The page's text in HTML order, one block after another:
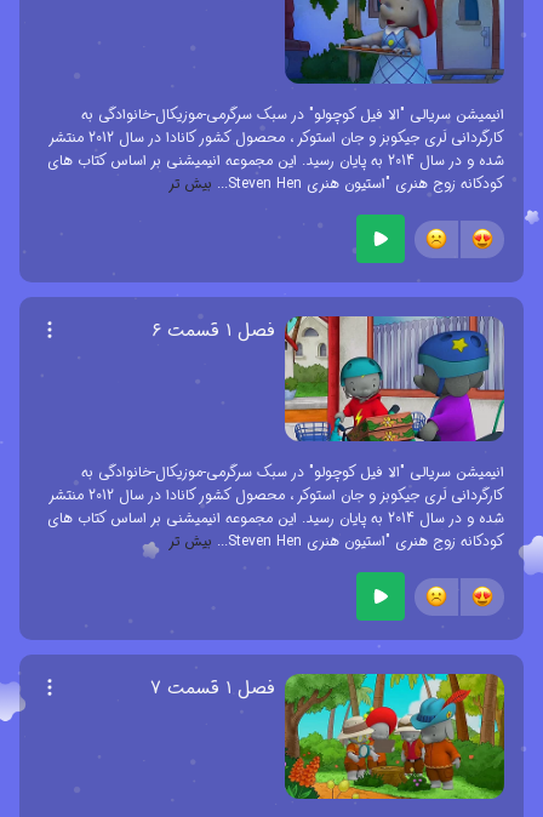
انیمیشن سریالی "الا فیل کوچولو" در سبک سرگرمی-موزیکال-خانوادگی به
کارگردانی لَری جیکوبز و جان استوکر ، محصول کشور کانادا در سال 2012 منتشر
شده و در سال 2014 به پایان رسید. این مجموعه انیمیشنی بر اساس کتاب های
کودکانه زوج هنری "استیون هنری Steven Hen
... بیش تر
فصل ۱ قسمت ۶
انیمیشن سریالی "الا فیل کوچولو" در سبک سرگرمی-موزیکال-خانوادگی به
کارگردانی لَری جیکوبز و جان استوکر ، محصول کشور کانادا در سال 2012 منتشر
شده و در سال 2014 به پایان رسید. این مجموعه انیمیشنی بر اساس کتاب های
کودکانه زوج هنری "استیون هنری Steven Hen
... بیش تر
فصل ۱ قسمت ۷